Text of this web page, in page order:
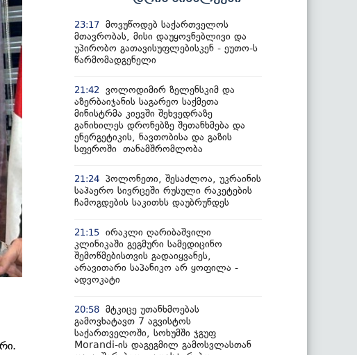
23:17 მოვუწოდებ საქართველოს
მთავრობას, მისი დაუყოვნებლივი და
უპირობო გათავისუფლებისკენ - ეუთო-ს
წარმომადგენელი
21:42
ვოლოდიმირ ზელენსკიმ და
აზერბაიჯანის საგარეო საქმეთა
მინისტრმა კიევში შეხვედრაზე
განიხილეს დრონებზე შეთანხმება და
ენერგეტიკის, ნავთობისა და გაზის
სფეროში თანამშრომლობა
21:24 პოლონეთი, შესაძლოა, უკრაინის
საჰაერო სივრცეში რუსული რაკეტების
ჩამოგდების საკითხს დაუბრუნდეს
21:15 ირაკლი ღარიბაშვილი
კლინიკაში გეგმური სამედიცინო
შემოწმებისთვის გადაიყვანეს,
არავითარი საპანიკო არ ყოფილა -
ადვოკატი
20:58 მტკიცე უთანხმოებას
გამოვხატავთ 7 აგვისტოს
საქართველოში, სოხუმში ჯგუფ
Morandi-ის დაგეგმილ გამოსვლასთან